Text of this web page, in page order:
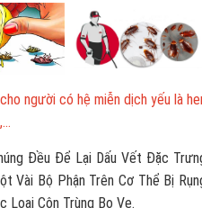
người có hệ miễn dịch yếu là
Đều Để Lại Dấu Vết Đặc
Vài Bộ Phận Trên Cơ Thể Bị
Loại Côn Trùng Bọ Ve.